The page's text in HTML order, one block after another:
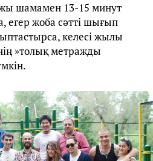
шамамен 13-15 минут
егер жоба сәтті шығып
келесі жылы
»толық метражды